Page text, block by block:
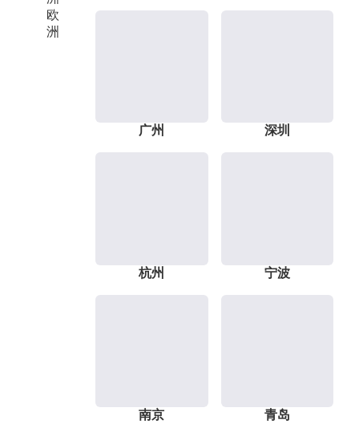
欧
洲
广州 深圳
杭州 宁波
南京 青岛